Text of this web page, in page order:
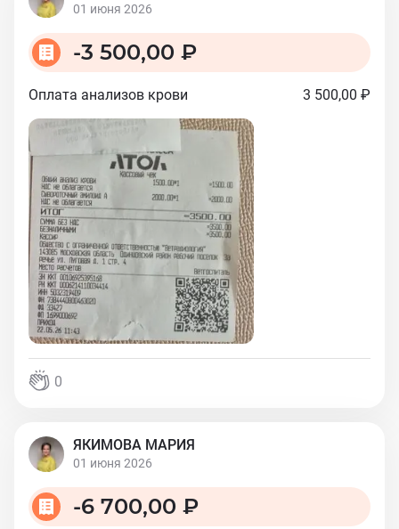
01 июня 2026
-3 500,00 ₽
Оплата анализов крови 3 500,00 ₽
0
ЯКИМОВА МАРИЯ
01 июня 2026
-6 700,00 ₽